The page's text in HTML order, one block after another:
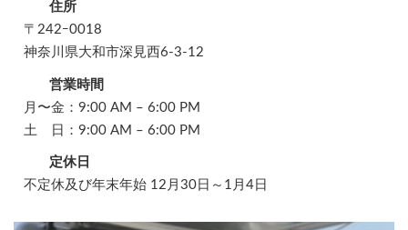
住所
〒242ｰ0018
神奈川県大和市深見西6-3-12
営業時間
月〜金：9:00 AM – 6:00 PM
土 日：9:00 AM – 6:00 PM
定休日
不定休及び年末年始 12月30日～1月4日